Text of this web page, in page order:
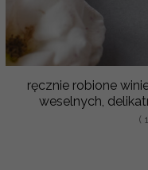
ręcznie robione
weselnych,
(